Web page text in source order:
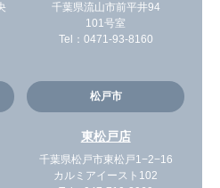
千葉県流山市前平井94
101号室
Tel： 0471-93-8160
松戸市
東松戸店
千葉県松戸市東松戸1−2−16
カルミアイースト102